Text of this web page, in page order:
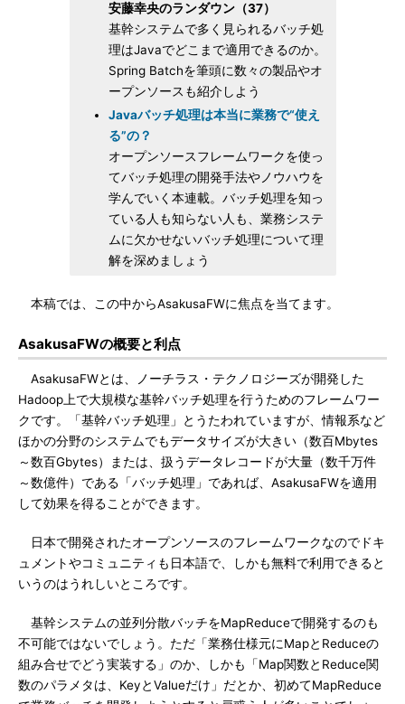
安藤幸央のランダウン（37）
基幹システムで多く見られるバッチ処
理はJavaでどこまで適用できるのか。
Spring Batchを筆頭に数々の製品やオ
ープンソースも紹介しよう
Javaバッチ処理は本当に業務で“使え
る”の？
オープンソースフレームワークを使っ
てバッチ処理の開発手法やノウハウを
学んでいく本連載。バッチ処理を知っ
ている人も知らない人も、業務システ
ムに欠かせないバッチ処理について理
解を深めましょう
本稿では、この中からAsakusaFWに焦点を当てます。
AsakusaFWの概要と利点
AsakusaFWとは、ノーチラス・テクノロジーズが開発した
Hadoop上で大規模な基幹バッチ処理を行うためのフレームワー
クです。「基幹バッチ処理」とうたわれていますが、情報系など
ほかの分野のシステムでもデータサイズが大きい（数百Mbytes
～数百Gbytes）または、扱うデータレコードが大量（数千万件
～数億件）である「バッチ処理」であれば、AsakusaFWを適用
して効果を得ることができます。
日本で開発されたオープンソースのフレームワークなのでドキ
ュメントやコミュニティも日本語で、しかも無料で利用できると
いうのはうれしいところです。
基幹システムの並列分散バッチをMapReduceで開発するのも
不可能ではないでしょう。ただ「業務仕様元にMapとReduceの
組み合せでどう実装する」のか、しかも「Map関数とReduce関
数のパラメタは、KeyとValueだけ」だとか、初めてMapReduce